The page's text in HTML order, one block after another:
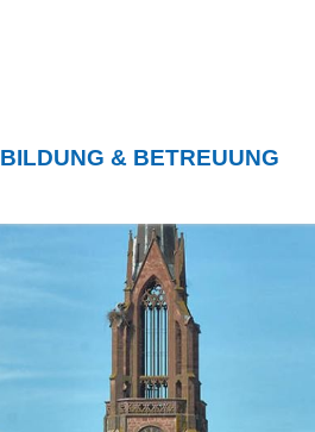
BILDUNG & BETREUUNG